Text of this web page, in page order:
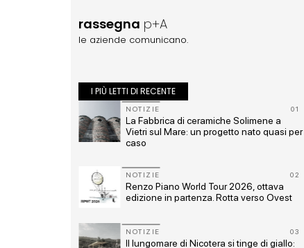
rassegna p+A
le aziende comunicano.
I PIÙ LETTI DI RECENTE
01
NOTIZIE
La Fabbrica di ceramiche Solimene a
Vietri sul Mare: un progetto nato quasi per
caso
02
NOTIZIE
Renzo Piano World Tour 2026, ottava
edizione in partenza. Rotta verso Ovest
03
NOTIZIE
Il lungomare di Nicotera si tinge di giallo: